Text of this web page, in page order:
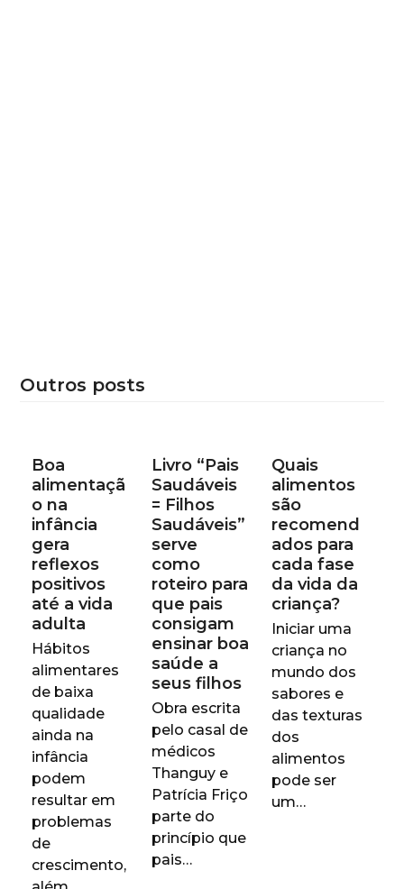
Outros posts
Boa
alimentaçã
o na
infância
gera
reflexos
positivos
até a vida
adulta
Hábitos
alimentares
de baixa
qualidade
ainda na
infância
podem
resultar em
problemas
de
crescimento,
Livro “Pais
Saudáveis
= Filhos
Saudáveis”
serve
como
roteiro para
que pais
consigam
ensinar boa
saúde a
seus filhos
Obra escrita
pelo casal de
médicos
Thanguy e
Patrícia Friço
parte do
princípio que
pais…
Quais
alimentos
são
recomend
ados para
cada fase
da vida da
criança?
Iniciar uma
criança no
mundo dos
sabores e
das texturas
dos
alimentos
pode ser
um…